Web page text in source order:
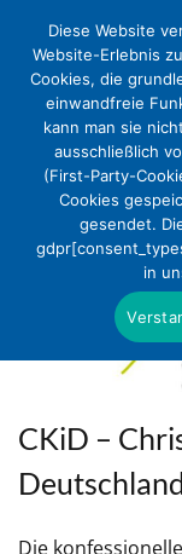
CKiD –
Deutschland
Die
Diese Website
Website-Erlebnis
Cookies, die
einwandfreie
kann man sie
ausschließlich
(First-Party-
Cookies
gesendet.
in